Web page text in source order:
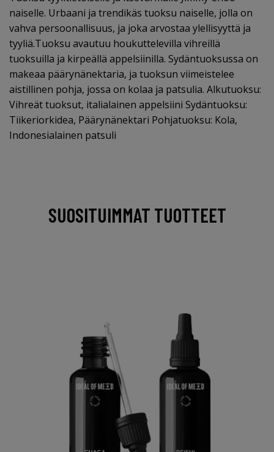
naiselle. Urbaani ja trendikäs tuoksu naiselle, jolla on
vahva persoonallisuus, ja joka arvostaa ylellisyyttä ja
tyyliä.Tuoksu avautuu houkuttelevilla vihreillä
tuoksuilla ja kirpeällä appelsiinilla. Sydäntuoksussa on
makeaa päärynänektaria, ja tuoksun viimeistelee
aistillinen pohja, jossa on kolaa ja patsulia. Alkutuoksu:
Vihreät tuoksut, italialainen appelsiini Sydäntuoksu:
Tiikeriorkidea, Päärynänektari Pohjatuoksu: Kola,
Indonesialainen patsuli
SUOSITUIMMAT TUOTTEET